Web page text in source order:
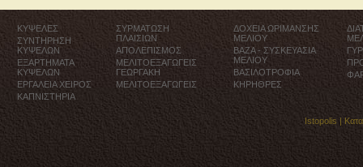
ΚΥΨΕΛΕΣ
ΣΥΝΤΗΡΗΣΗ
ΚΥΨΕΛΩΝ
ΕΞΑΡΤΗΜΑΤΑ
ΚΥΨΕΛΩΝ
ΕΡΓΑΛΕΙΑ ΧΕΙΡΟΣ
ΚΑΠΝΙΣΤΗΡΙΑ
ΣΥΡΜΑΤΩΣΗ
ΠΛΑΙΣΙΩΝ
ΑΠΟΛΕΠΙΣΜΟΣ
ΜΕΛΙΤΟΕΞΑΓΩΓΕΙΣ
ΓΕΩΡΓΑΚΗ
ΜΕΛΙΤΟΕΞΑΓΩΓΕΙΣ
ΔΟΧΕΙΑ ΩΡΙΜΑΝΣΗΣ
ΜΕΛΙΟΥ
ΒΑΖΑ - ΣΥΣΚΕΥΑΣΙΑ
ΜΕΛΙΟΥ
ΒΑΣΙΛΟΤΡΟΦΙΑ
ΚΗΡΗΘΡΕΣ
Istopolis |